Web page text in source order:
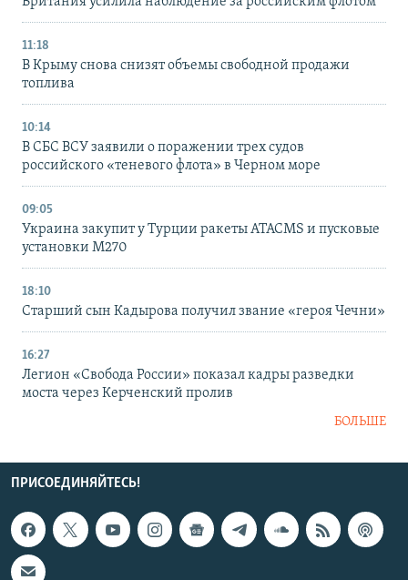
11:18
В Крыму снова снизят объемы свободной продажи
топлива
10:14
В СБС ВСУ заявили о поражении трех судов
российского «теневого флота» в Черном море
09:05
Украина закупит у Турции ракеты ATACMS и пусковые
установки M270
18:10
Старший сын Кадырова получил звание «героя Чечни»
16:27
Легион «Свобода России» показал кадры разведки
моста через Керченский пролив
БОЛЬШЕ
ПРИСОЕДИНЯЙТЕСЬ!